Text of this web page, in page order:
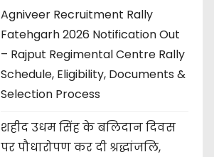
Agniveer Recruitment Rally
Fatehgarh 2026 Notification Out
– Rajput Regimental Centre Rally
Schedule, Eligibility, Documents &
Selection Process
शहीद उधम सिंह के बलिदान दिवस
पर पौधारोपण कर दी श्रद्धांजलि,